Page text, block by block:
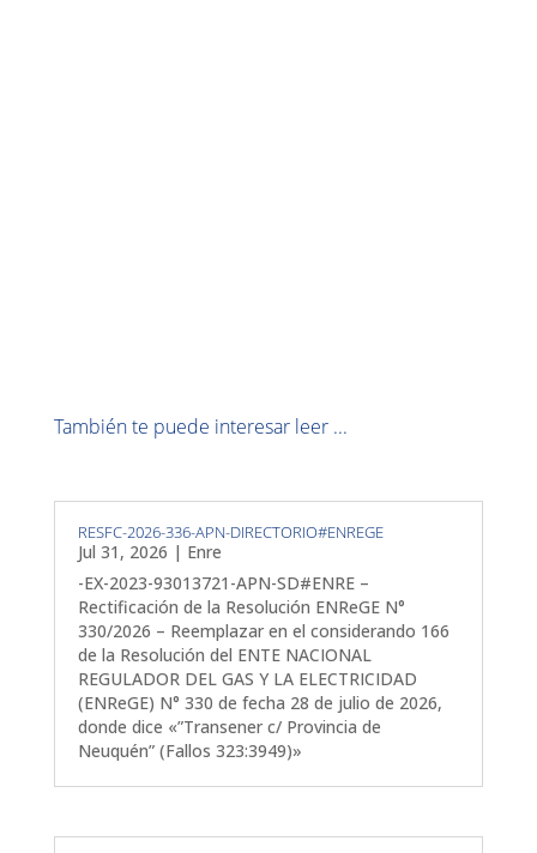
También te puede interesar leer ...
RESFC-2026-336-APN-DIRECTORIO#ENREGE
Jul 31, 2026 | Enre
-EX-2023-93013721-APN-SD#ENRE –
Rectificación de la Resolución ENReGE N°
330/2026 – Reemplazar en el considerando 166
de la Resolución del ENTE NACIONAL
REGULADOR DEL GAS Y LA ELECTRICIDAD
(ENReGE) N° 330 de fecha 28 de julio de 2026,
donde dice «”Transener c/ Provincia de
Neuquén” (Fallos 323:3949)»